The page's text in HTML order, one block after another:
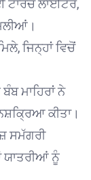
ਟਾਰਚ ਲਾਈਟਰ,
ਜਿਨ੍ਹਾਂ ਵਿਚੋਂ
ਮਾਹਿਰਾਂ ਨੇ
ਕੀਤਾ।
ਸਮੱਗਰੀ
ਯਾਤਰੀਆਂ ਨੂੰ